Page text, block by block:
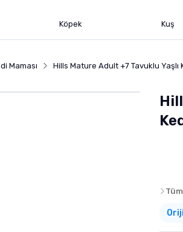
Köpek Kuş
Maması Hills Mature Adult +7 Tavuklu Yaşlı